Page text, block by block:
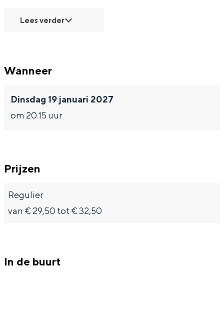
Lees verder
Wanneer
Dinsdag 19 januari 2027
om 20.15 uur
Prijzen
Regulier
van € 29,50 tot € 32,50
In de buurt